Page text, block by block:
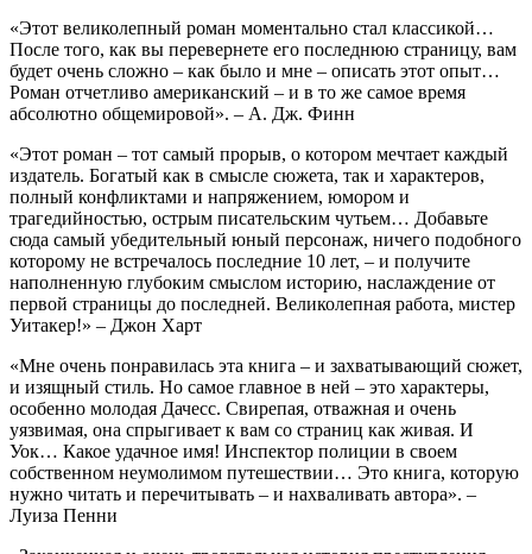
«Этот великолепный роман моментально стал классикой…
После того, как вы перевернете его последнюю страницу, вам
будет очень сложно – как было и мне – описать этот опыт…
Роман отчетливо американский – и в то же самое время
абсолютно общемировой». – А. Дж. Финн
«Этот роман – тот самый прорыв, о котором мечтает каждый
издатель. Богатый как в смысле сюжета, так и характеров,
полный конфликтами и напряжением, юмором и
трагедийностью, острым писательским чутьем… Добавьте
сюда самый убедительный юный персонаж, ничего подобного
которому не встречалось последние 10 лет, – и получите
наполненную глубоким смыслом историю, наслаждение от
первой страницы до последней. Великолепная работа, мистер
Уитакер!» – Джон Харт
«Мне очень понравилась эта книга – и захватывающий сюжет,
и изящный стиль. Но самое главное в ней – это характеры,
особенно молодая Дачесс. Свирепая, отважная и очень
уязвимая, она спрыгивает к вам со страниц как живая. И
Уок… Какое удачное имя! Инспектор полиции в своем
собственном неумолимом путешествии… Это книга, которую
нужно читать и перечитывать – и нахваливать автора». –
Луиза Пенни